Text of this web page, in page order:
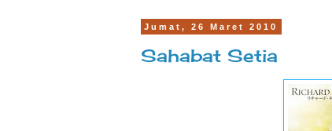
Jumat, 26 Maret 2010
Sahabat Setia